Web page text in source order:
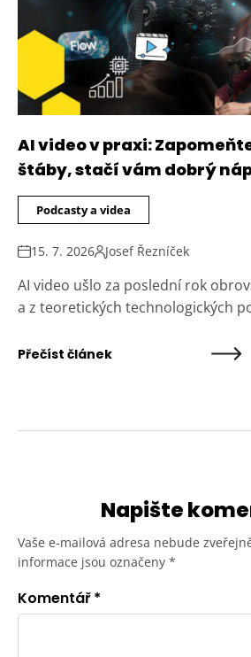
AI video v praxi:
štáby, stačí vám dobrý
Podcasty a videa
15. 7. 2026 Josef Řezníček
AI video ušlo za poslední rok
a z teoretických technologických
Přečíst článek
Napište
Vaše e-mailová adresa nebude
informace jsou označeny *
Komentář*